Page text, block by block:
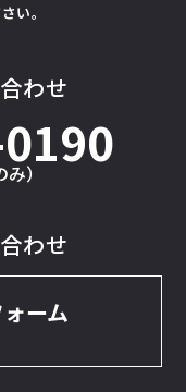
い。
わせ
）
わせ
ーム